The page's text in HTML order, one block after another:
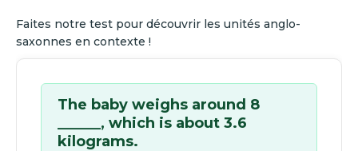
Faites notre test pour découvrir les unités anglo-
saxonnes en contexte !
The baby weighs around 8
______, which is about 3.6
kilograms.